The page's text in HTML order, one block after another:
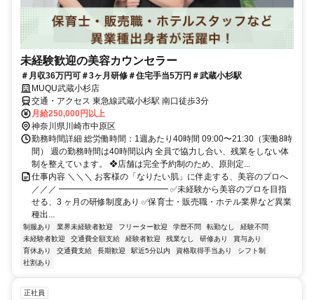
未経験歓迎の美容カウンセラー
＃月収36万円可＃3ヶ月研修＃住宅手当5万円＃武蔵小杉駅
MUQU武蔵小杉店
交通・アクセス 東急線武蔵小杉駅 南口徒歩3分
月給250,000円以上
神奈川県川崎市中原区
勤務時間詳細 総労働時間：1週あたり40時間 09:00〜21:30（実働8時
間） 週の勤務時間は40時間以内 全員で協力し合い、残業をしない体
制を整えています。 ❖店舗は完全予約制のため、原則定...
仕事内容 ＼＼＼ お客様の「なりたい肌」に伴走する、美容のプロへ
／／／ ━━━━━━━━━━━━━ ✅未経験から美容のプロを目指
せる、3 ヶ月の研修制度あり ✅保育士・販売職・ホテル業界など異業
種出...
制服あり 業界未経験者歓迎 フリーター歓迎 学歴不問 転勤なし
経験不問
未経験者歓迎
交通費全額支給 経験者歓迎 残業なし 研修あり
賞与あり
育休あり
交通費支給 長期歓迎 駅近5分以内 資格取得手当あり
シフト制
社割あり
正社員